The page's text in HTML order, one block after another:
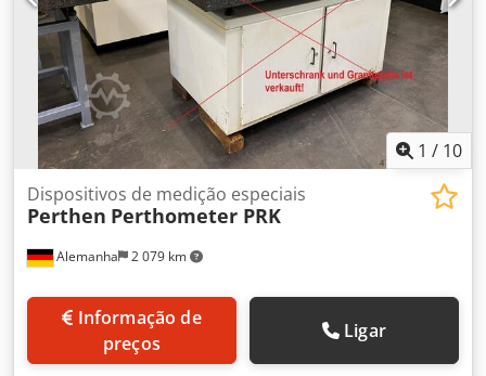
1 / 10
Alemanha 2 079 km
Dispositivos de medição especiais
Perthen Perthometer PRK
preços
Ligar